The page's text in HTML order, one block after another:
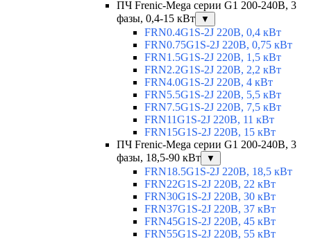
ПЧ Frenic-Mega серии G1 200-240В, 3
фазы, 0,4-15 кВт
▼
FRN0.4G1S-2J 220В, 0,4 кВт
FRN0.75G1S-2J 220В, 0,75 кВт
FRN1.5G1S-2J 220В, 1,5 кВт
FRN2.2G1S-2J 220В, 2,2 кВт
FRN4.0G1S-2J 220В, 4 кВт
FRN5.5G1S-2J 220В, 5,5 кВт
FRN7.5G1S-2J 220В, 7,5 кВт
FRN11G1S-2J 220В, 11 кВт
FRN15G1S-2J 220В, 15 кВт
ПЧ Frenic-Mega серии G1 200-240В, 3
фазы, 18,5-90 кВт
▼
FRN18.5G1S-2J 220В, 18,5 кВт
FRN22G1S-2J 220В, 22 кВт
FRN30G1S-2J 220В, 30 кВт
FRN37G1S-2J 220В, 37 кВт
FRN45G1S-2J 220В, 45 кВт
FRN55G1S-2J 220В, 55 кВт